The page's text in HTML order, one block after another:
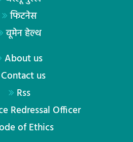
फिटनेस
वूमेन हेल्थ
About us
Contact us
Rss
Redressal Officer
of Ethics